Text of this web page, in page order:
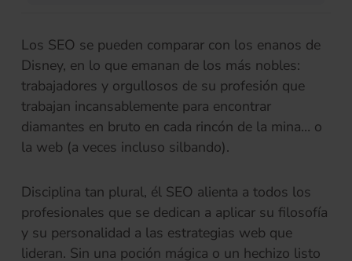
Los SEO se pueden comparar con los enanos de
Disney, en lo que emanan de los más nobles:
trabajadores y orgullosos de su profesión que
trabajan incansablemente para encontrar
diamantes en bruto en cada rincón de la mina… o
la web (a veces incluso silbando).
Disciplina tan plural, él SEO alienta a todos los
profesionales que se dedican a aplicar su filosofía
y su personalidad a las estrategias web que
lideran. Sin una poción mágica o un hechizo listo